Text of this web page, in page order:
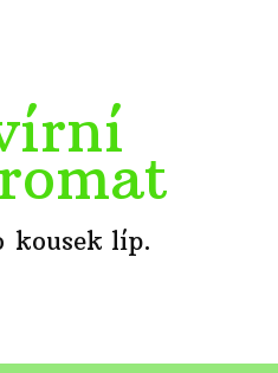
kousek líp.